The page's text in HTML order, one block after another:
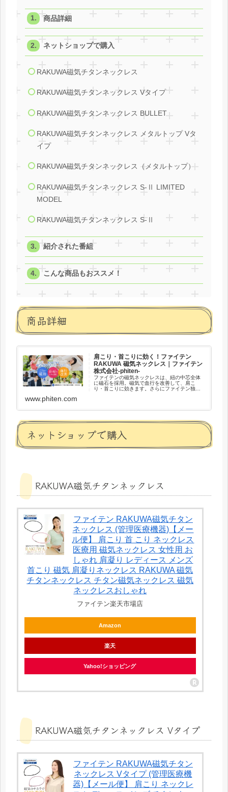
商品詳細
ネットショップで購入
RAKUWA磁気チタンネックレス
RAKUWA磁気チタンネックレス Vタイプ
RAKUWA磁気チタンネックレス BULLET
RAKUWA磁気チタンネックレス メタルトップ Vタ
イプ
RAKUWA磁気チタンネックレス（メタルトップ）
RAKUWA磁気チタンネックレス S-Ⅱ LIMITED
MODEL
RAKUWA磁気チタンネックレス S-Ⅱ
紹介された番組
こんな商品もおススメ！
商品詳細
肩こり・首こりに効く！ファイテン
RAKUWA 磁気ネックレス｜ファイテン
株式会社-phiten-
ファイテンの磁気ネックレスは、紐の中芯全体
に磁石を採用。磁気で血行を改善して、肩こ
り・首こりに効きます。さらにファイテン独自
www.phiten.com
ネットショップで購入
RAKUWA磁気チタンネックレス
ファイテン RAKUWA磁気チタン
ネックレス (管理医療機器)【メー
ル便】 肩こり 首 こり ネックレス
医療用 磁気ネックレス 女性用 お
しゃれ 肩凝り レディース メンズ
首こり 磁気 肩凝りネックレス RAKUWA 磁気
チタンネックレス チタン磁気ネックレス 磁気
ネックレスおしゃれ
ファイテン楽天市場店
Amazon
楽天
Yahoo!ショッピング
RAKUWA磁気チタンネックレス Vタイプ
ファイテン RAKUWA磁気チタン
ネックレス Vタイプ (管理医療機
器)【メール便】 肩こり ネックレ